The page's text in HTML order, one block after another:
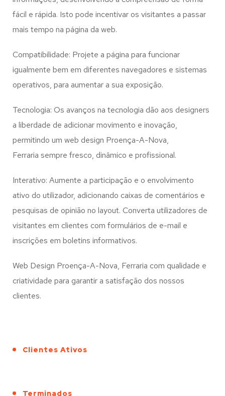
fácil e rápida. Isto pode incentivar os visitantes a passar
mais tempo na página da web.
Compatibilidade: Projete a página para funcionar
igualmente bem em diferentes navegadores e sistemas
operativos, para aumentar a sua exposição.
Tecnologia: Os avanços na tecnologia dão aos designers
a liberdade de adicionar movimento e inovação,
permitindo um web design Proença-A-Nova,
Ferraria sempre fresco, dinâmico e profissional.
Interativo: Aumente a participação e o envolvimento
ativo do utilizador, adicionando caixas de comentários e
pesquisas de opinião no layout. Converta utilizadores de
visitantes em clientes com formulários de e-mail e
inscrições em boletins informativos.
Web Design Proença-A-Nova, Ferraria com qualidade e
criatividade para garantir a satisfação dos nossos
clientes.
Clientes Ativos
Terminados